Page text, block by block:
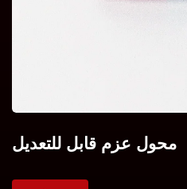
محول عزم قابل للتعديل